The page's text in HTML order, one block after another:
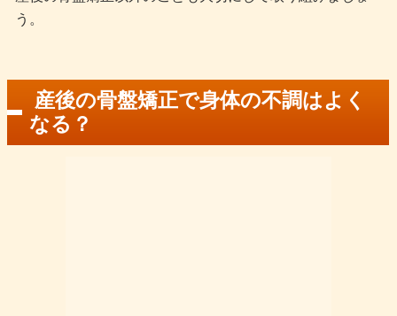
う。
産後の骨盤矯正で身体の不調はよく
なる？